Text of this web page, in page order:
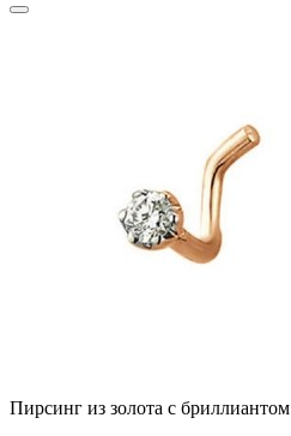
Пирсинг из золота с бриллиантом